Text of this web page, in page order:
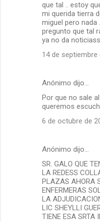
que tal .. estoy
mi querida tierra
miguel pero nada
pregunto que tal
ya no da
14 de septiembre
Anónimo dijo…
Por que no sale
queremos
6 de octubre de
Anónimo dijo…
SR. GALO QUE
LA REDESS
PLAZAS AHORA
ENFERMERAS
LA
LIC SHEYLLI
TIENE ESA SRTA